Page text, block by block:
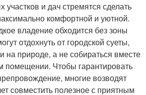
участков и дач стремятся сделать
комфортной и уютной.
владение обходится без зоны
отдохнуть от городской суеты,
на природе, а не собираться вместе
помещении. Чтобы гарантировать
многие возводят
совместить полезное с приятным